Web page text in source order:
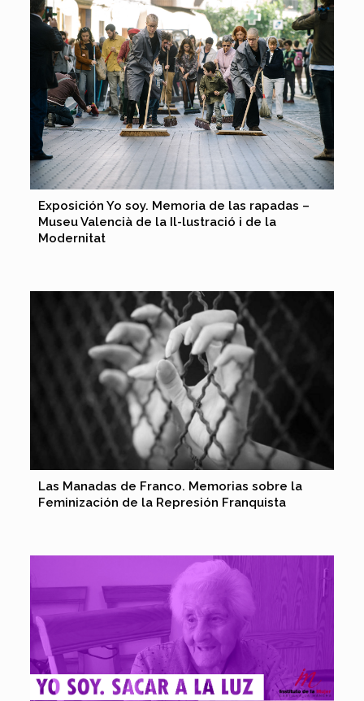
Exposición Yo soy. Memoria de las rapadas –
Museu Valencià de la Il-lustració i de la
Modernitat
Las Manadas de Franco. Memorias sobre la
Feminización de la Represión Franquista